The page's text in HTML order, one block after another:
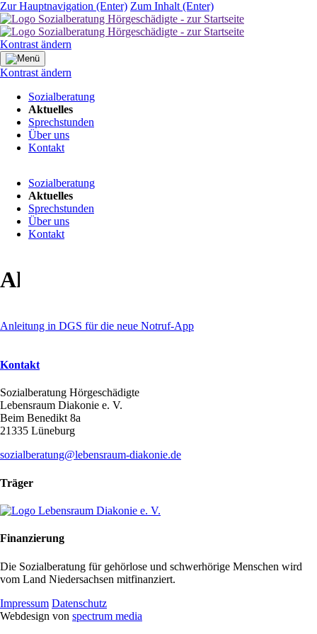
Zur Hauptnavigation (Enter) Zum Inhalt (Enter)
Kontrast ändern
Kontrast ändern
überspringenSozialberatung
Aktuelles
Sprechstunden
Über uns
Kontakt
überspringenSozialberatung
Aktuelles
Sprechstunden
Über uns
Kontakt
Aktuelles
Anleitung in DGS für die neue Notruf-App
Kontakt
Sozialberatung Hörgeschädigte
Lebensraum Diakonie e. V.
Beim Benedikt 8a
21335 Lüneburg
sozialberatung@lebensraum-diakonie.de
Träger
Finanzierung
Die Sozialberatung für gehörlose und schwerhörige Menschen wird
vom Land Niedersachsen mitfinanziert.
Impressum Datenschutz
Webdesign von spectrum media